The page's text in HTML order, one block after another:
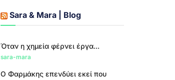
Sara & Mara | Blog
Όταν η χημεία φέρνει έργα...
sara-mara
Ο Φαρμάκης επενδύει εκεί που